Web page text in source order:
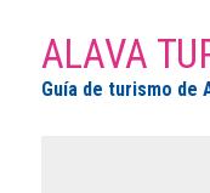
ALAVA
Guía de turismo de